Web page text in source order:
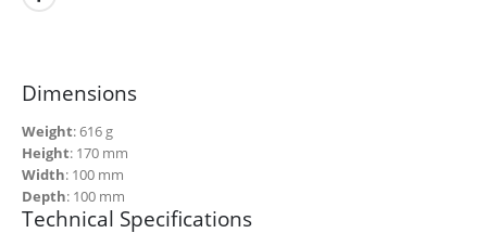
Dimensions
Weight: 616 g
Height: 170 mm
Width: 100 mm
Depth: 100 mm
Technical Specifications